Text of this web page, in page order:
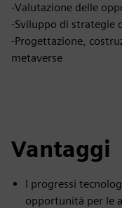
-Valutazione delle
-Sviluppo di strategie
-Progettazione,
metaverse
Vantaggi
I progressi
opportunità per le